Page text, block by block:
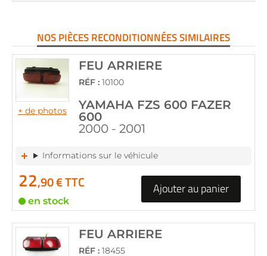
NOS PIÈCES RECONDITIONNÉES SIMILAIRES
+ de photos
FEU ARRIERE
RÉF : 10100
YAMAHA FZS 600 FAZER
600
2000 - 2001
Informations sur le véhicule
22,90 € TTC
en stock
Ajouter au panier
FEU ARRIERE
RÉF : 18455